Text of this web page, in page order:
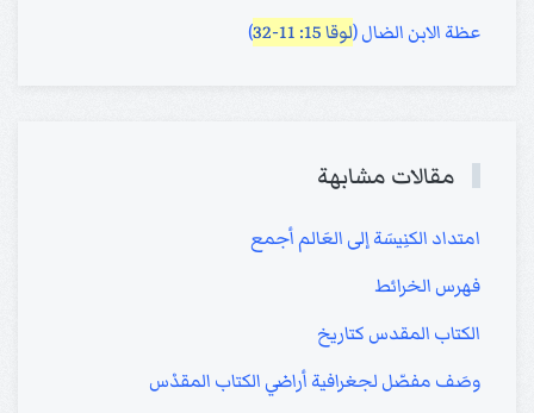
عظة الابن الضال (لوقا 15: 11-32 )
مقالات مشابهة
امتداد الكنِيسَة إلى العَالم أجمع
فهرس الخرائط
الكتاب المقدس كتاريخ
وصَف مفصّل لجغرافية أراضي الكتاب المقدْس